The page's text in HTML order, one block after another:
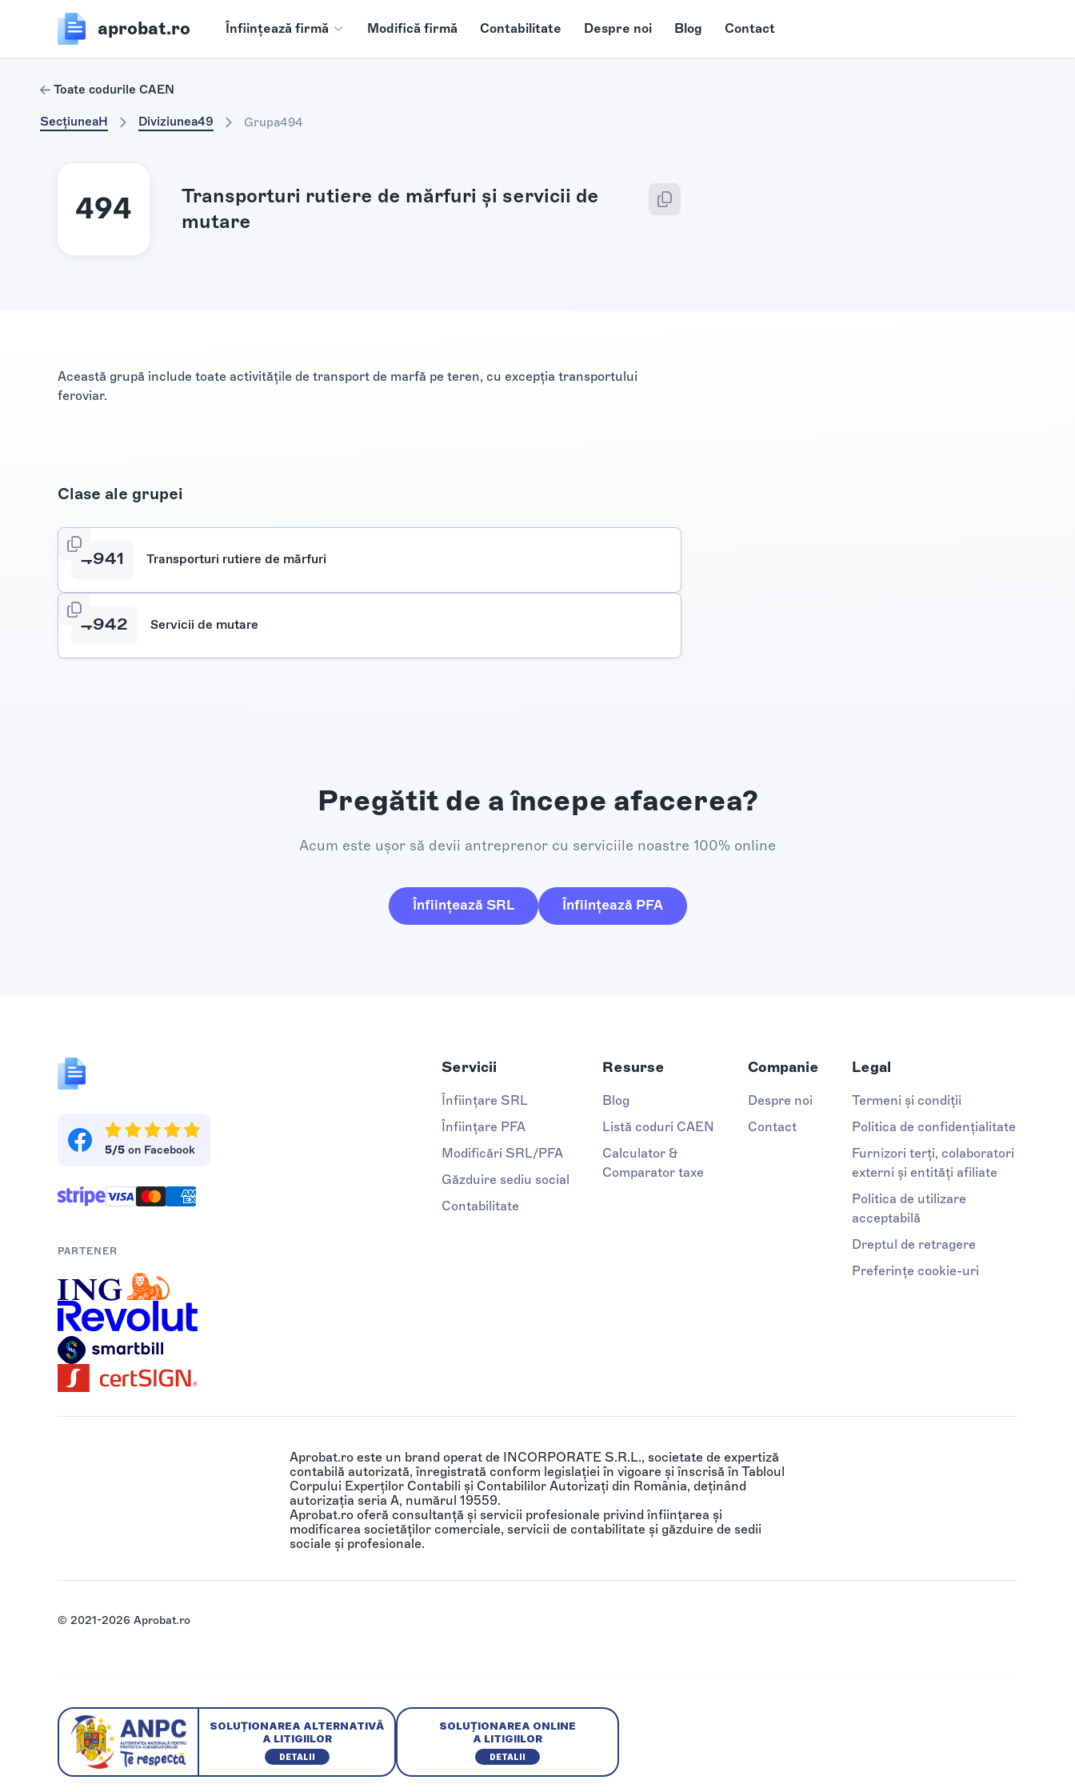
aprobat.ro Înființează firmă Modifică firmă Contabilitate Despre noi Blog Contact
Toate codurile CAEN
SecțiuneaH Diviziunea49 Grupa494
494
Transporturi rutiere de mărfuri şi servicii de
mutare
Această grupă include toate activitățile de transport de marfă pe teren, cu excepția transportului
feroviar.
Clase ale grupei
4941 Transporturi rutiere de mărfuri
4942 Servicii de mutare
Pregătit de a începe afacerea?
Acum este ușor să devii antreprenor cu serviciile noastre 100% online
Înființează SRL Înființează PFA
5/5 on Facebook
PARTENER
Servicii
Înființare SRL
Înființare PFA
Modificări SRL/PFA
Găzduire sediu social
Contabilitate
Resurse
Blog
Listă coduri CAEN
Calculator &
Comparator taxe
Companie
Despre noi
Contact
Legal
Termeni și condiții
Politica de confidențialitate
Furnizori terți, colaboratori
externi și entități afiliate
Politica de utilizare
acceptabilă
Dreptul de retragere
Preferințe cookie-uri
Aprobat.ro este un brand operat de INCORPORATE S.R.L., societate de expertiză
contabilă autorizată, înregistrată conform legislației în vigoare și înscrisă în Tabloul
Corpului Experților Contabili și Contabililor Autorizați din România, deținând
autorizația seria A, numărul 19559.
Aprobat.ro oferă consultanță și servicii profesionale privind înființarea și
modificarea societăților comerciale, servicii de contabilitate și găzduire de sedii
sociale și profesionale.
© 2021-2026 Aprobat.ro
SOLUȚIONAREA ALTERNATIVĂ
A LITIGIILOR
DETALII
SOLUȚIONAREA ONLINE
A LITIGIILOR
DETALII